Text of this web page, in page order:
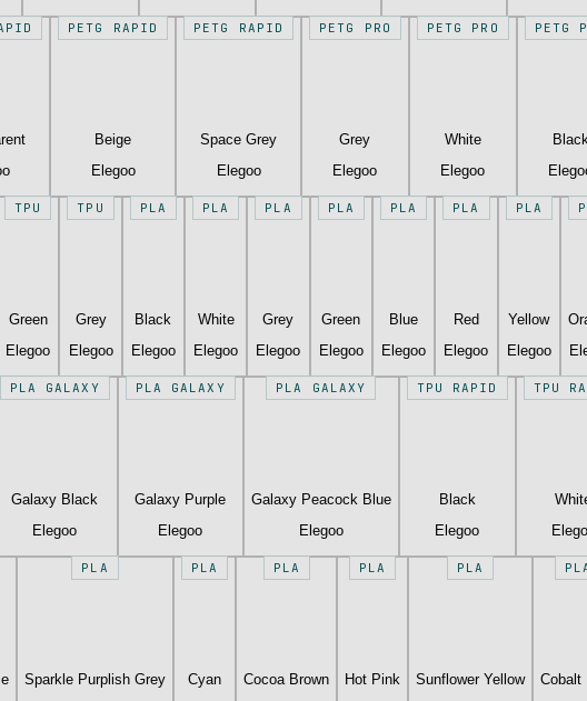
PETG RAPID
Beige
Elegoo
PETG RAPID
Space Grey
Elegoo
PETG PRO
Grey
Elegoo
PETG PRO
White
Elegoo
PETG
TPU
Green
Elegoo
TPU
Grey
Elegoo
PLA
Black
Elegoo
PLA
White
Elegoo
PLA
Grey
Elegoo
PLA
Green
Elegoo
PLA
Blue
Elegoo
PLA
Red
Elegoo
PLA
Yellow
Elegoo
PLA GALAXY
Galaxy Black
Elegoo
PLA GALAXY
Galaxy Purple
Elegoo
PLA GALAXY
Galaxy Peacock Blue
Elegoo
TPU RAPID
Black
Elegoo
TPU
PLA
Sparkle Purplish Grey
PLA
Cyan
PLA
Cocoa Brown
PLA
Hot Pink
PLA
Sunflower Yellow
Cobalt